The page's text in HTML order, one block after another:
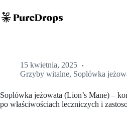
do
treści
15 kwietnia, 2025
Grzyby witalne, Soplówka
Soplówka jeżowata (Lion’s Mane) –
po właściwościach leczniczych i